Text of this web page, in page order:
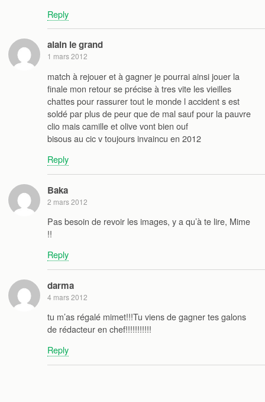
Reply
alain le grand
1 mars 2012
match à rejouer et à gagner je pourrai ainsi jouer la
finale mon retour se précise à tres vite les vieilles
chattes pour rassurer tout le monde l accident s est
soldé par plus de peur que de mal sauf pour la pauvre
clio mais camille et olive vont bien ouf
bisous au cic v toujours invaincu en 2012
Reply
Baka
2 mars 2012
Pas besoin de revoir les images, y a qu’à te lire, Mime
!!
Reply
darma
4 mars 2012
tu m’as régalé mimet!!!Tu viens de gagner tes galons
de rédacteur en chef!!!!!!!!!!!
Reply